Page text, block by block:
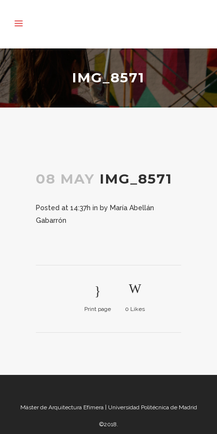
IMG_8571
08 MAY IMG_8571
Posted at 14:37h in by María Abellán
Gabarrón
Print page 0 Likes
Máster de Arquitectura Efímera | Universidad Politécnica de Madrid
©2018.